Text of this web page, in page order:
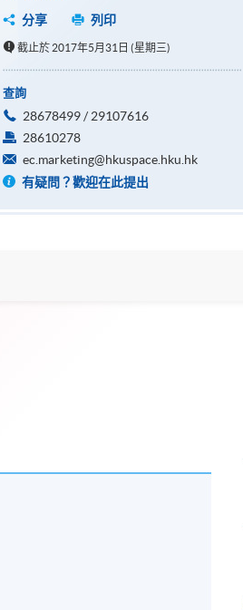
分享
列印
截止於 2017年5月31日 (星期三)
查詢
28678499 / 29107616
28610278
ec.marketing@hkuspace.hku.hk
有疑問？歡迎在此提出